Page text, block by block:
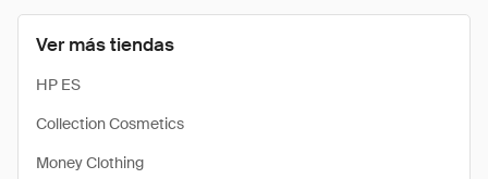
Ver más tiendas
HP ES
Collection Cosmetics
Money Clothing